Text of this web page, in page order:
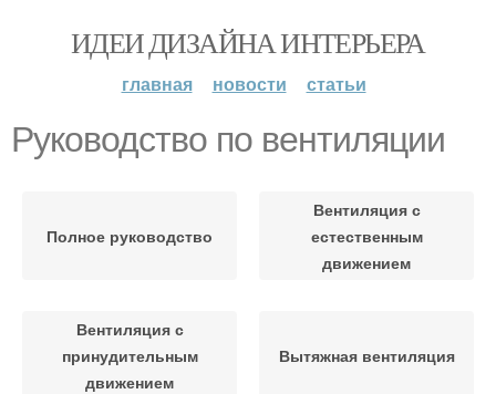
ИДЕИ ДИЗАЙНА ИНТЕРЬЕРА
главная новости статьи
Руководство по вентиляции
Полное руководство
Вентиляция с
естественным
движением
Вентиляция с
принудительным
движением
Вытяжная вентиляция